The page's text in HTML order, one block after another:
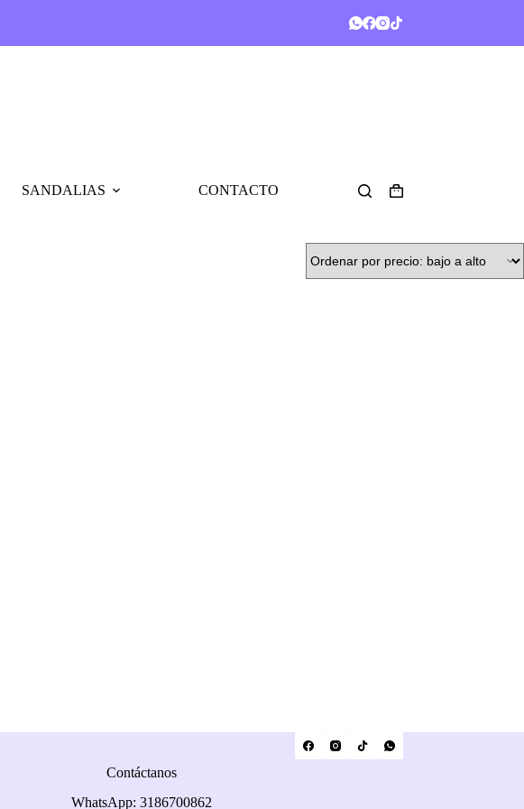
SANDALIAS CONTACTO
Contáctanos
WhatsApp: 3186700862